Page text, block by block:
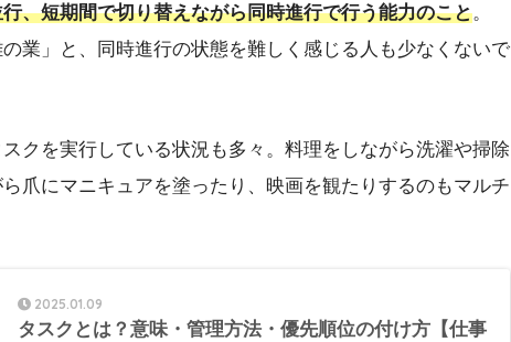
、短期間で切り替えながら同時進行で行う能力のこと。
業」と、同時進行の状態を難しく感じる人も少なくないで
クを実行している状況も多々。料理をしながら洗濯や掃除
爪にマニキュアを塗ったり、映画を観たりするのもマルチ
2025.01.09
タスクとは？意味・管理方法・優先順位の付け方【仕事